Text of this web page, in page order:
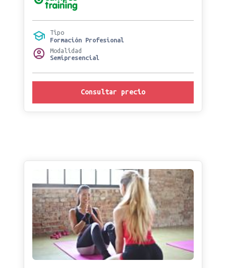
Tipo
Formación Profesional
Modalidad
Semipresencial
Consultar precio